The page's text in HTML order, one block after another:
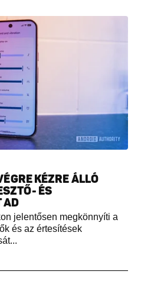
KÉZRE ÁLLÓ
ÉS
AD
jelentősen megkönnyíti a
és az értesítések